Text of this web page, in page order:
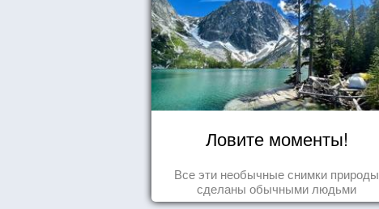
Ловите моменты!
Все эти необычные снимки природы
сделаны обычными людьми